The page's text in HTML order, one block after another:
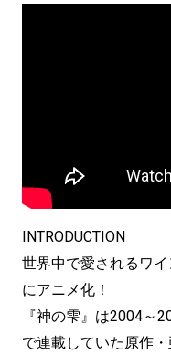
INTRODUCTION
世界中で愛されるワ
にアニメ化！
『神の雫』は2004～
で連載していた原作